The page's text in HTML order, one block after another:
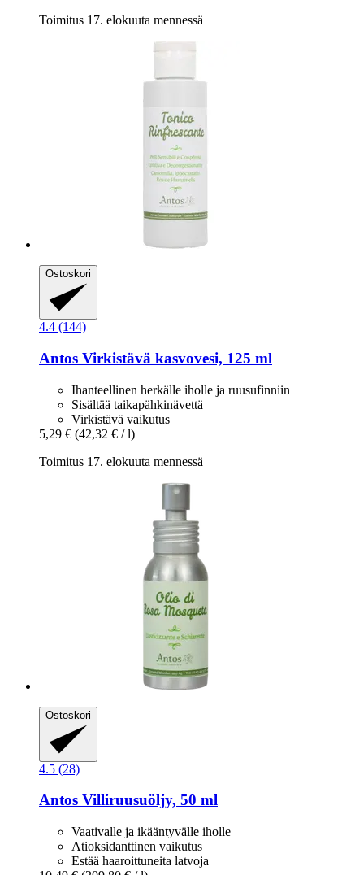
Toimitus 17. elokuuta mennessä
Ostoskori
4.4 (144)
Antos Virkistävä kasvovesi, 125 ml
Ihanteellinen herkälle iholle ja ruusufinniin
Sisältää taikapähkinävettä
Virkistävä vaikutus
5,29 € (42,32 € / l)
Toimitus 17. elokuuta mennessä
Ostoskori
4.5 (28)
Antos Villiruusuöljy, 50 ml
Vaativalle ja ikääntyvälle iholle
Atioksidanttinen vaikutus
Estää haaroittuneita latvoja